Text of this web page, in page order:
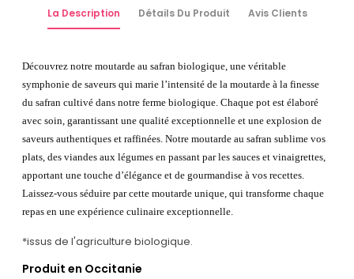
La Description Détails Du Produit Avis Clients
Découvrez notre moutarde au safran biologique, une véritable
symphonie de saveurs qui marie l’intensité de la moutarde à la finesse
du safran cultivé dans notre ferme biologique. Chaque pot est élaboré
avec soin, garantissant une qualité exceptionnelle et une explosion de
saveurs authentiques et raffinées. Notre moutarde au safran sublime vos
plats, des viandes aux légumes en passant par les sauces et vinaigrettes,
apportant une touche d’élégance et de gourmandise à vos recettes.
Laissez-vous séduire par cette moutarde unique, qui transforme chaque
repas en une expérience culinaire exceptionnelle.
*issus de l'agriculture biologique.
Produit en Occitanie